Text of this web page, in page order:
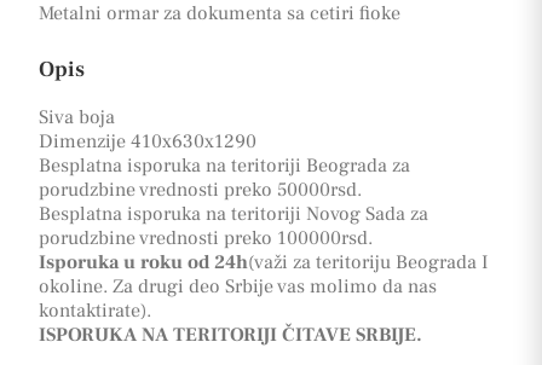
Metalni ormar za dokumenta sa cetiri fioke
Opis
Siva boja
Dimenzije 410x630x1290
Besplatna isporuka na teritoriji Beograda za
porudzbine vrednosti preko 50000rsd.
Besplatna isporuka na teritoriji Novog Sada za
porudzbine vrednosti preko 100000rsd.
Isporuka u roku od 24h(važi za teritoriju Beograda I
okoline. Za drugi deo Srbije vas molimo da nas
kontaktirate).
ISPORUKA NA TERITORIJI ČITAVE SRBIJE.